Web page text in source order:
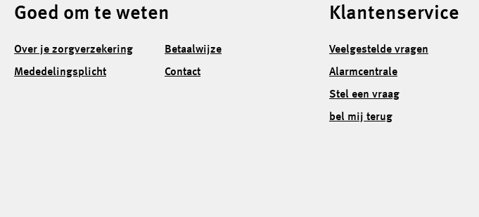
Goed om te weten
Over je zorgverzekering
Mededelingsplicht
Betaalwijze
Contact
Klantenservice
Veelgestelde vragen
Alarmcentrale
Stel een vraag
bel mij terug